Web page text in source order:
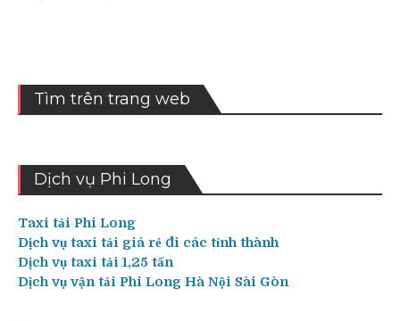
Tìm trên trang web
Dịch vụ Phi Long
Taxi tải Phi Long
Dịch vụ taxi tải giá rẻ đi các tỉnh thành
Dịch vụ taxi tải 1,25 tấn
Dịch vụ vận tải Phi Long Hà Nội Sài Gòn